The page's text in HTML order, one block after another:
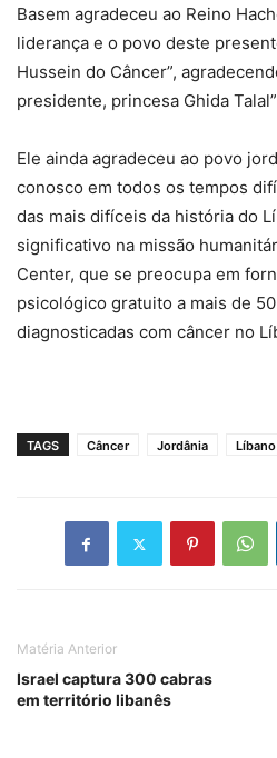
Basem agradeceu ao Reino
liderança e o povo deste
Hussein do Câncer”,
presidente, princesa Ghida
Ele ainda agradeceu ao povo
conosco em todos os tempos
das mais difíceis da história do
significativo na missão
Center, que se preocupa em
psicológico gratuito a mais de
diagnosticadas com câncer no
TAGS Câncer Jordânia Líbano
Matéria Anterior
Israel captura 300 cabras
em território libanês